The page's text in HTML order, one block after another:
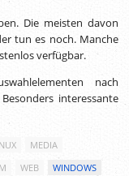
Die meisten davon
tun es noch. Manche
verfügbar.
nach
interessante
MEDIA
WEB
WINDOWS